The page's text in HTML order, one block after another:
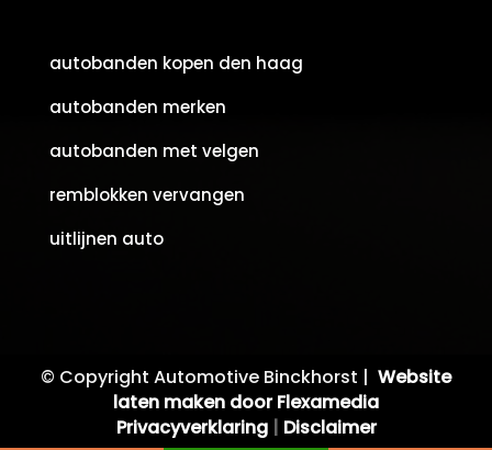
autobanden kopen den haag
autobanden merken
autobanden met velgen
remblokken vervangen
uitlijnen auto
© Copyright Automotive Binckhorst | Website
laten maken door Flexamedia
Privacyverklaring| Disclaimer